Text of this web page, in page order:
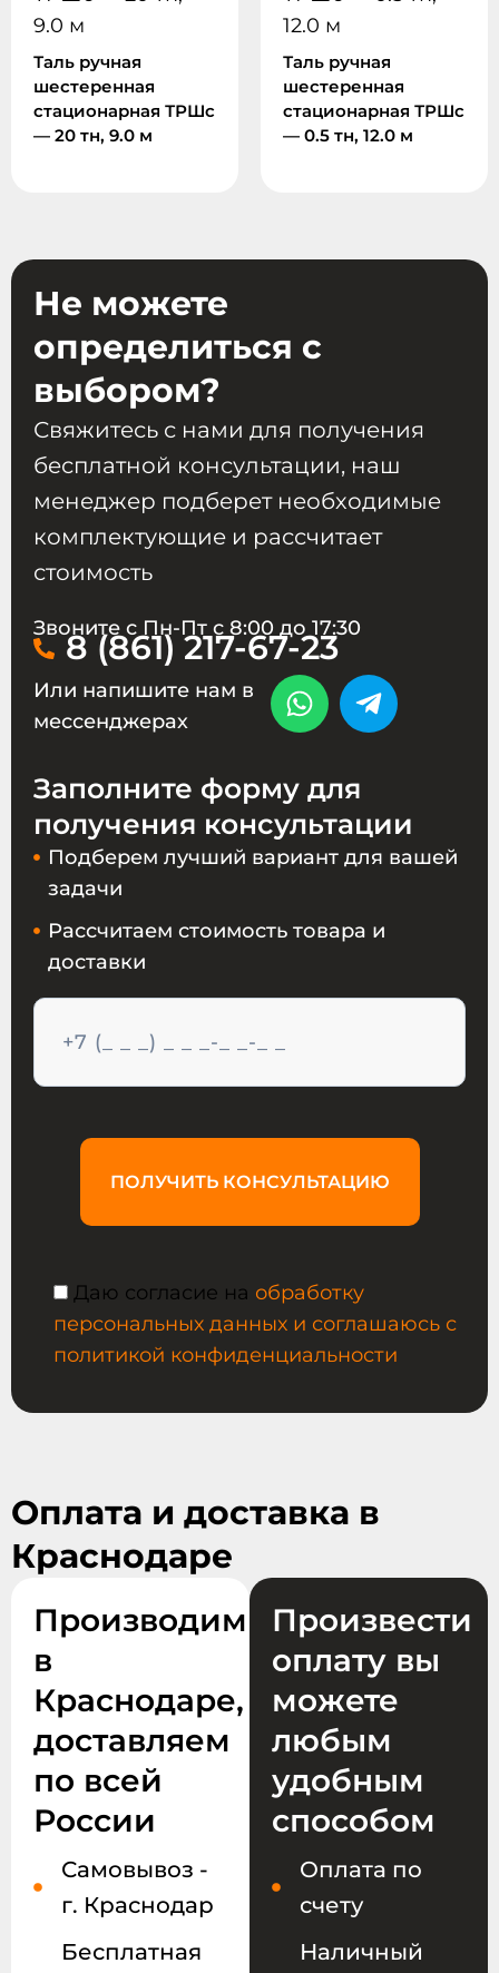
Таль ручная
шестеренная
стационарная ТРШc
— 20 тн, 9.0 м
Таль ручная
шестеренная
стационарная ТРШc
— 0.5 тн, 12.0 м
Не можете
определиться с
выбором?
Свяжитесь с нами для получения
бесплатной консультации, наш
менеджер подберет необходимые
комплектующие и рассчитает
стоимость
Звоните с Пн-Пт с 8:00 до 17:30
8 (861) 217-67-23
Или напишите нам в
мессенджерах
Заполните форму для
получения консультации
Подберем лучший вариант для вашей
задачи
Рассчитаем стоимость товара и
доставки
ПОЛУЧИТЬ КОНСУЛЬТАЦИЮ
Даю согласие на обработку
персональных данных и соглашаюсь с
политикой конфиденциальности
Оплата и доставка в
Краснодаре
Производим
в
Краснодаре,
доставляем
по всей
России
Самовывоз -
г. Краснодар
Бесплатная
Произвести
оплату вы
можете
любым
удобным
способом
Оплата по
счету
Наличный